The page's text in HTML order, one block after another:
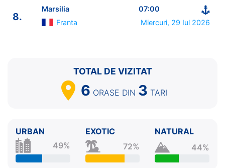
5.
Cagliari, Sardinia
08:00 - 17:00
6.
Civitavecchia, Roma
08:00 - 19:00
8.
Marsilia
07:00
Franta
Miercuri, 29 Iul 2026
TOTAL DE VIZITAT
6 ORASE DIN 3 TARI
URBAN
49%
EXOTIC
72%
NATURAL
44%